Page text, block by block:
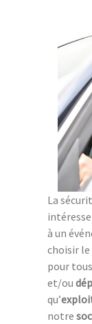
La
à un
choisir le
pour
et/ou
qu’
notre